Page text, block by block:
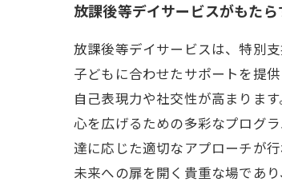
放課後等デイサービスがもた
放課後等デイサービスは、特別
子どもに合わせたサポートを提
自己表現力や社交性が高まりま
心を広げるための多彩なプログ
達に応じた適切なアプローチが
未来への扉を開く貴重な場であ